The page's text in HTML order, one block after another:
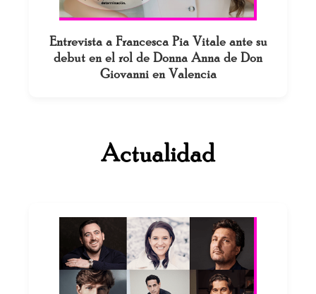
Entrevista a Francesca Pia Vitale ante su
debut en el rol de Donna Anna de Don
Giovanni en Valencia
Actualidad